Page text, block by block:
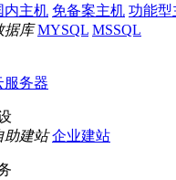
内主机 免备案主机 功能型
据库 MYSQL MSSQL
服务器
助建站 企业建站